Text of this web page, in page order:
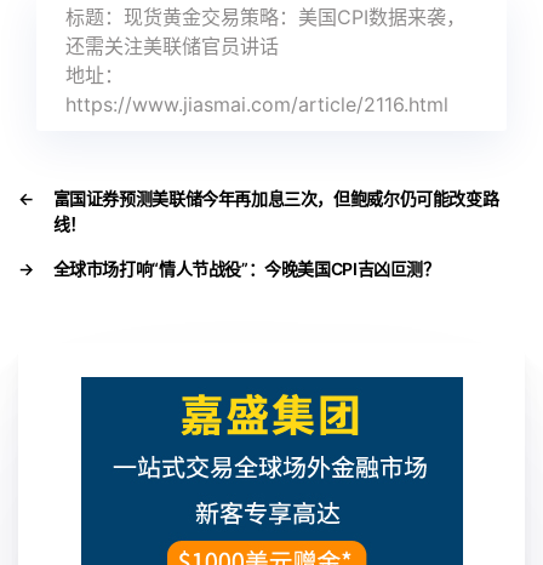
标题：现货黄金交易策略：美国CPI数据来袭，
还需关注美联储官员讲话
地址：
https://www.jiasmai.com/article/2116.html
←
富国证券预测美联储今年再加息三次，但鲍威尔仍可能改变路
线！
→ 全球市场打响“情人节战役”：今晚美国CPI吉凶叵测？